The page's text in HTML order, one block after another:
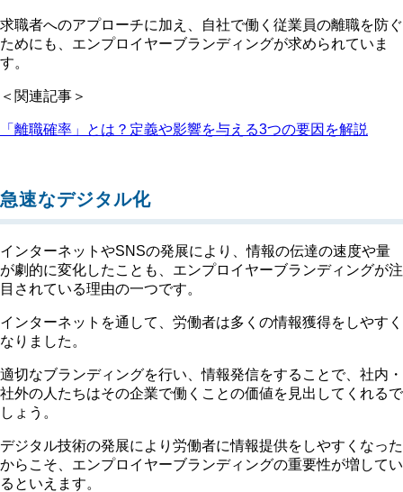
求職者へのアプローチに加え、自社で働く従業員の離職を防ぐ
ためにも、エンプロイヤーブランディングが求められていま
す。
＜関連記事＞
「離職確率」とは？定義や影響を与える3つの要因を解説
急速なデジタル化
インターネットやSNSの発展により、情報の伝達の速度や量
が劇的に変化したことも、エンプロイヤーブランディングが注
目されている理由の一つです。
インターネットを通して、労働者は多くの情報獲得をしやすく
なりました。
適切なブランディングを行い、情報発信をすることで、社内・
社外の人たちはその企業で働くことの価値を見出してくれるで
しょう。
デジタル技術の発展により労働者に情報提供をしやすくなった
からこそ、エンプロイヤーブランディングの重要性が増してい
るといえます。